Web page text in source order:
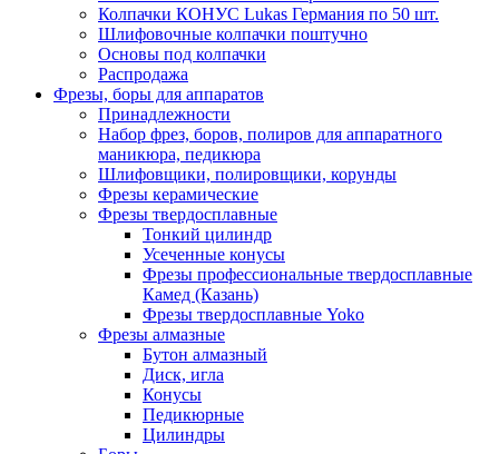
Колпачки КОНУС Lukas Германия по 50 шт.
Шлифовочные колпачки поштучно
Основы под колпачки
Распродажа
Фрезы, боры для аппаратов
Принадлежности
Набор фрез, боров, полиров для аппаратного
маникюра, педикюра
Шлифовщики, полировщики, корунды
Фрезы керамические
Фрезы твердосплавные
Тонкий цилиндр
Усеченные конусы
Фрезы профессиональные твердосплавные
Камед (Казань)
Фрезы твердосплавные Yoko
Фрезы алмазные
Бутон алмазный
Диск, игла
Конусы
Педикюрные
Цилиндры